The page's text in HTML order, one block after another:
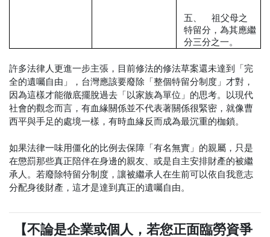
五、
祖父母之
特留分，為其應繼
分三分之一。
許多法律人更進一步主張，目前修法的修法草案還未達到「完
全的遺囑自由」，台灣應該要廢除「整個特留分制度」才對，
因為這樣才能徹底擺脫過去「以家族為單位」的思考。以現代
社會的觀念而言，有血緣關係並不代表著關係很緊密，就像曹
西平與手足的處境一樣，有時血緣反而成為最沉重的枷鎖。
如果法律一味用僵化的比例去保障「有名無實」的親屬，只是
在懲罰那些真正陪伴在身邊的親友、或是自主安排財產的被繼
承人。若廢除特留分制度，讓被繼承人在生前可以依自我意志
分配身後財產，這才是達到真正的遺囑自由。
【不論是企業或個人，若您正面臨勞資爭